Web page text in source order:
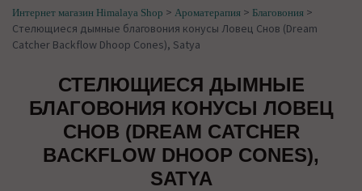
Интернет магазин Himalaya Shop > Ароматерапия > Благовония >
Стелющиеся дымные благовония конусы Ловец Снов (Dream
Catcher Backflow Dhoop Cones), Satya
СТЕЛЮЩИЕСЯ ДЫМНЫЕ
БЛАГОВОНИЯ КОНУСЫ ЛОВЕЦ
СНОВ (DREAM CATCHER
BACKFLOW DHOOP CONES),
SATYA